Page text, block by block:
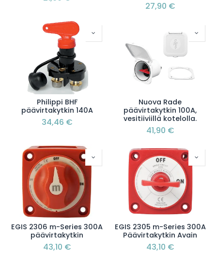
27,90 €
Philippi BHF
päävirtakytkin 140A
34,46 €
Nuova Rade
päävirtakytkin 100A,
vesitiiviillä kotelolla.
41,90 €
EGIS 2306 m-Series 300A
päävirtakytkin
43,10 €
EGIS 2305 m-Series 300A
Päävirtakytkin Avain
43,10 €